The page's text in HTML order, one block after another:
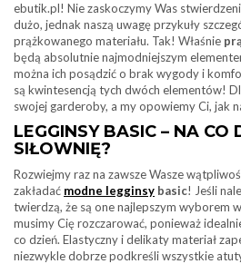
ebutik.pl! Nie zaskoczymy Was
dużo, jednak naszą uwagę przykuły
prążkowanego materiału. Tak! Właśnie
będą absolutnie najmodniejszym
można ich posądzić o brak wygody i
są kwintesencją tych dwóch elementów!
swojej garderoby, a my opowiemy Ci, jak
LEGGINSY BASIC – NA CO
SIŁOWNIĘ?
Rozwiejmy raz na zawsze Wasze
zakładać modne legginsy basic! Jeśli
twierdzą, że są one najlepszym wyborem
musimy Cię rozczarować, ponieważ
co dzień. Elastyczny i delikaty materiał
niezwykle dobrze podkreśli wszystkie